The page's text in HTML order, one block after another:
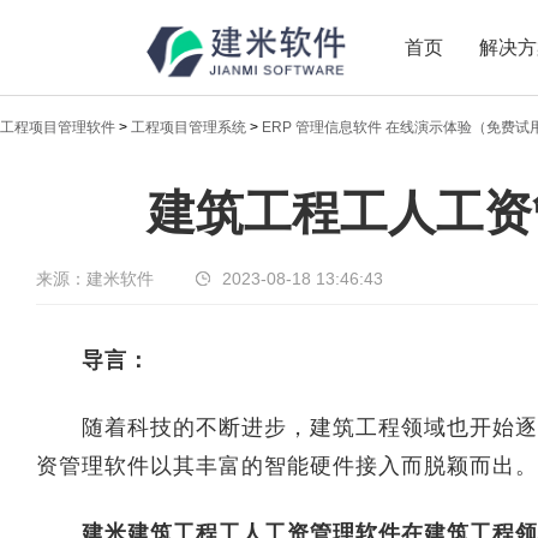
首页 解决
新闻中心
传递实时热点，共享商业价值
工程项目管理软件 > 工程项目管理系统 > ERP 管理信息软件 在线演示体验（免费试
建筑工程工人工
来源：建米软件 2023-08-18 13:46:43
导言：
随着科技的不断进步，建筑工程领域也开始逐
资管理软件以其丰富的智能硬件接入而脱颖而出。
建米建筑工程工人工资管理软件在建筑工程